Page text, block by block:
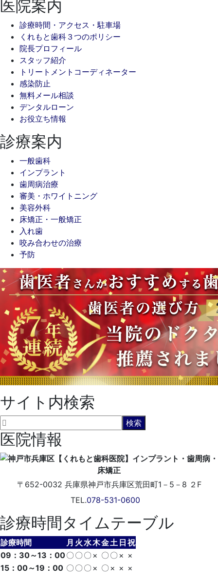
医院案内
診療時間・アクセス・駐車場
くれもと歯科３つのポリシー
院長プロフィール
スタッフ紹介
トリートメントコーディネーター
感染防止
無料メール相談
デンタルローン
お役立ち情報
診療案内
一般歯科
インプラント
歯周病治療
審美・ホワイトニング
美容外科
床矯正・一般矯正
入れ歯
咬み合わせの治療
予防
サイト内検索
医院情報
〒652-0032 兵庫県神戸市兵庫区荒田町1－5－8 ２F
TEL.078-531-0600
診療時間タイムテーブル
診療時間 月 火 水木金土 日 祝
09：30～13：00〇 〇 〇 × 〇 〇 × ×
15：00～19：00 〇 〇 〇 × 〇 × × ×